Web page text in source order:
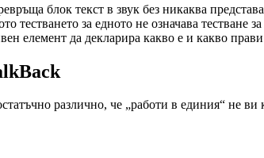
блок текст в звук без никаква
тестването за едното не означава тестване
елемент да декларира какво е и какво
различно, че „работи в единия“ не